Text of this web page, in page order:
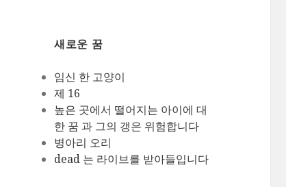
새로운 꿈
임신 한 고양이
제 16
높은 곳에서 떨어지는 아이에 대
한 꿈 과 그의 갱은 위험합니다
병아리 오리
dead 는 라이브를 받아들입니다